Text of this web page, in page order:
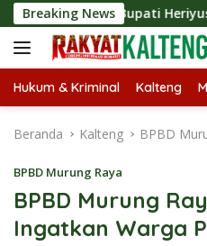
Langsung
ke
konten
Breaking News
2026, Bupati Heriyus Ikut
Hukum & Kriminal Kalteng
Beranda Kalteng BPBD
BPBD Murung Raya
BPBD Murung
Ingatkan Warga